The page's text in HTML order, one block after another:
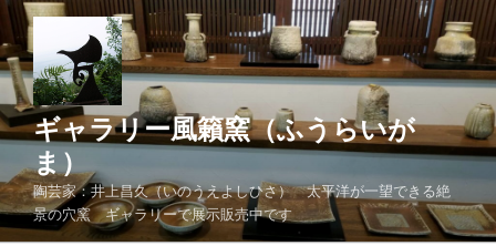
コ
ン
テ
ン
ツ
へ
キ
ッ
ギャラリー風籟窯（ふうらいが
ま）
陶芸家：井上昌久（いのうえよしひさ） 太平洋が一望できる絶
景の穴窯 ギャラリーで展示販売中です